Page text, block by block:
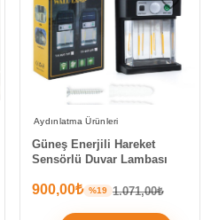
Aydınlatma Ürünleri
Güneş Enerjili Hareket
Sensörlü Duvar Lambası
900,00₺ %19 1.071,00₺